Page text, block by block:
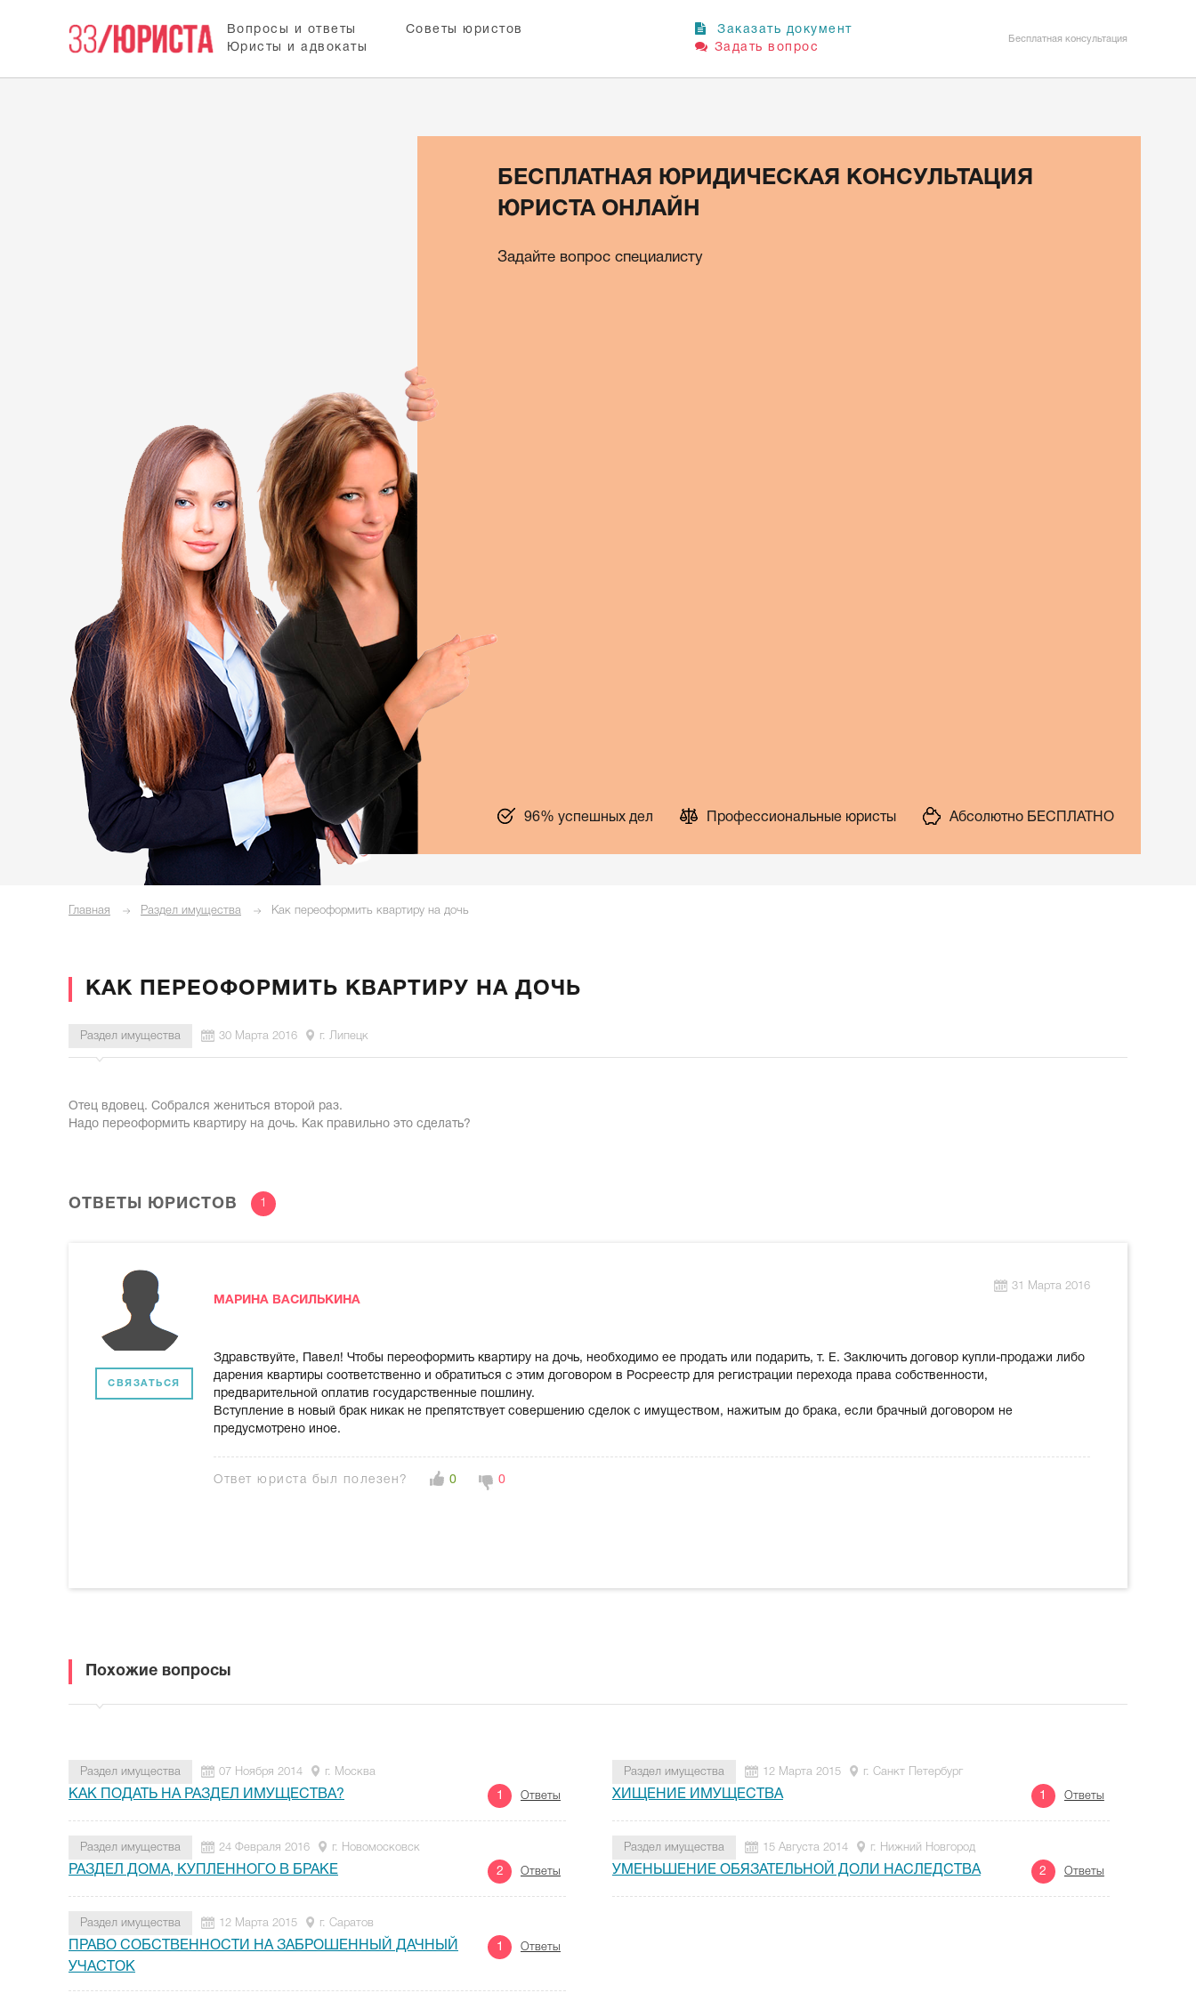
Вопросы и ответы
Советы юристов
Юристы и адвокаты
Заказать документ
Задать вопрос
Бесплатная консультация
БЕСПЛАТНАЯ ЮРИДИЧЕСКАЯ КОНСУЛЬТАЦИЯ
ЮРИСТА ОНЛАЙН
Задайте вопрос специалисту
96% успешных дел Профессиональные юристы Абсолютно БЕСПЛАТНО
Главная Раздел имущества Как переоформить квартиру на дочь
КАК ПЕРЕОФОРМИТЬ КВАРТИРУ НА ДОЧЬ
Раздел имущества 30 Марта 2016 г. Липецк
Отец вдовец. Собрался жениться второй раз.
Надо переоформить квартиру на дочь. Как правильно это сделать?
ОТВЕТЫ ЮРИСТОВ 1
СВЯЗАТЬСЯ
МАРИНА ВАСИЛЬКИНА
31 Марта 2016
Здравствуйте, Павел! Чтобы переоформить квартиру на дочь, необходимо ее продать или подарить, т. Е. Заключить договор купли-продажи либо
дарения квартиры соответственно и обратиться с этим договором в Росреестр для регистрации перехода права собственности,
предварительной оплатив государственные пошлину.
Вступление в новый брак никак не препятствует совершению сделок с имуществом, нажитым до брака, если брачный договором не
предусмотрено иное.
Ответ юриста был полезен? 0 0
Похожие вопросы
Раздел имущества 07 Ноября 2014 г. Москва
КАК ПОДАТЬ НА РАЗДЕЛ ИМУЩЕСТВА? 1 Ответы
Раздел имущества 12 Марта 2015 г. Санкт Петербург
ХИЩЕНИЕ ИМУЩЕСТВА 1 Ответы
Раздел имущества 24 Февраля 2016 г. Новомосковск
РАЗДЕЛ ДОМА, КУПЛЕННОГО В БРАКЕ 2 Ответы
Раздел имущества 15 Августа 2014 г. Нижний Новгород
УМЕНЬШЕНИЕ ОБЯЗАТЕЛЬНОЙ ДОЛИ НАСЛЕДСТВА 2 Ответы
Раздел имущества 12 Марта 2015 г. Саратов
ПРАВО СОБСТВЕННОСТИ НА ЗАБРОШЕННЫЙ ДАЧНЫЙ
УЧАСТОК
1 Ответы